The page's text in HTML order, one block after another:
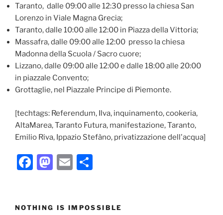
Taranto, dalle 09:00 alle 12:30 presso la chiesa San
Lorenzo in Viale Magna Grecia;
Taranto, dalle 10:00 alle 12:00 in Piazza della Vittoria;
Massafra, dalle 09:00 alle 12:00 presso la chiesa
Madonna della Scuola / Sacro cuore;
Lizzano, dalle 09:00 alle 12:00 e dalle 18:00 alle 20:00
in piazzale Convento;
Grottaglie, nel Piazzale Principe di Piemonte.
[techtags: Referendum, Ilva, inquinamento, cookeria,
AltaMarea, Taranto Futura, manifestazione, Taranto,
Emilio Riva, Ippazio Stefàno, privatizzazione dell'acqua]
F
e
M
o
E
l
di
NOTHING IS IMPOSSIBLE